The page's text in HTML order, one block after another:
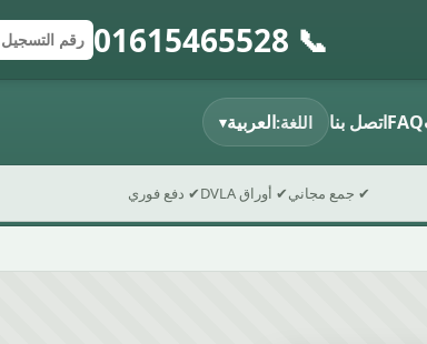
📞 01615465528 رقم التسجيل
الرمز البريدي
إرسال النموذج
FAQاتصل بنا اللغة:العربية▾
✔ جمع مجاني✔ أوراق DVLA ✔ دفع فوري